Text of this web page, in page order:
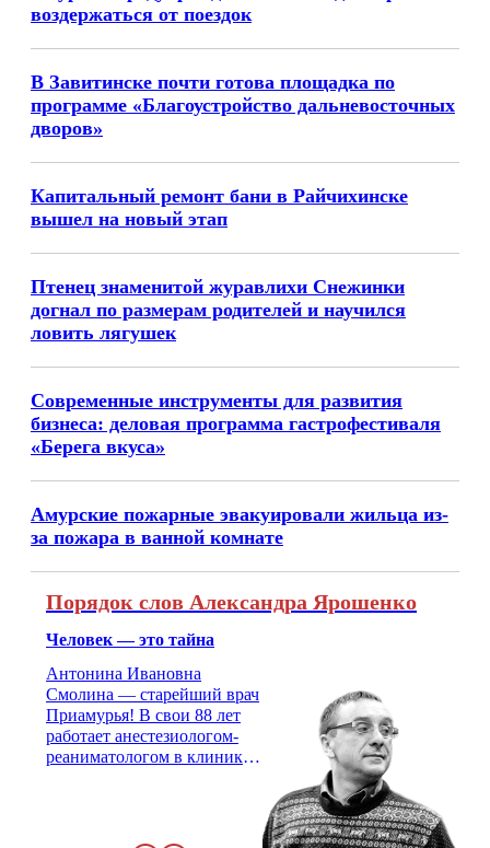
воздержаться от поездок
В Завитинске почти готова площадка по
программе «Благоустройство дальневосточных
дворов»
Капитальный ремонт бани в Райчихинске
вышел на новый этап
Птенец знаменитой журавлихи Снежинки
догнал по размерам родителей и научился
ловить лягушек
Современные инструменты для развития
бизнеса: деловая программа гастрофестиваля
«Берега вкуса»
Амурские пожарные эвакуировали жильца из-
за пожара в ванной комнате
Порядок слов Александра Ярошенко
Человек — это тайна
Антонина Ивановна
Смолина — старейший врач
Приамурья! В свои 88 лет
работает анестезиологом-
реаниматологом в клинике
стажем о жизни, смерти